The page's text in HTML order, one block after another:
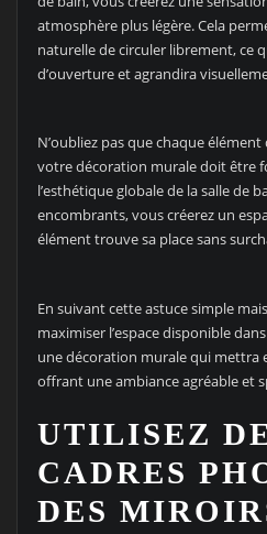
atmosphère plus légère. Cela
naturelle de circuler librement, ce
d’ouverture et agrandira
N’oubliez pas que chaque
votre décoration murale doit être
l’esthétique globale de la salle de
encombrants, vous créerez un
élément trouve sa place sans
En suivant cette astuce simple
maximiser l’espace disponible
une décoration murale qui mettra
offrant une ambiance agréable et
UTILISEZ
CADRES
DES